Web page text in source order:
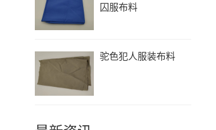
囚服布料
驼色犯人服装布料